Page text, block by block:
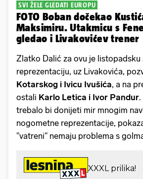
SVI ŽELE GLEDATI EUROPU
FOTO Boban dočekao
Maksimiru. Utakmicu s
gledao i Livakovićev trener
Zlatko Dalić za ovu je listopadsku
reprezentaciju, uz Livakovića,
Kotarskog i Ivicu Ivušića, a na
ostali Karlo Letica i Ivor Pandur
trebalo bi donijeti mir mnogim
nogometne reprezentacije,
"vatreni" nemaju problema s